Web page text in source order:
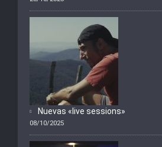
Nuevas «live sessions»
08/10/2025